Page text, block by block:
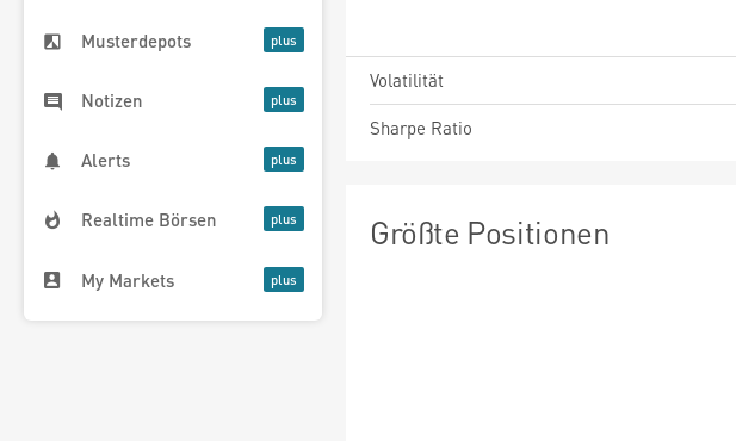
Musterdepots
Notizen
Alerts
Realtime Börsen
My Markets
Volatilität
Sharpe Ratio
Größte Positionen